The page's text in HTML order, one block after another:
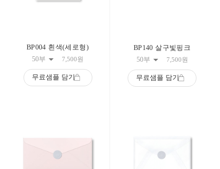
BP004 흰색(세로형)
50부
7,500원
무료샘플 담기
BP140 살구빛핑크
50부
7,500원
무료샘플 담기